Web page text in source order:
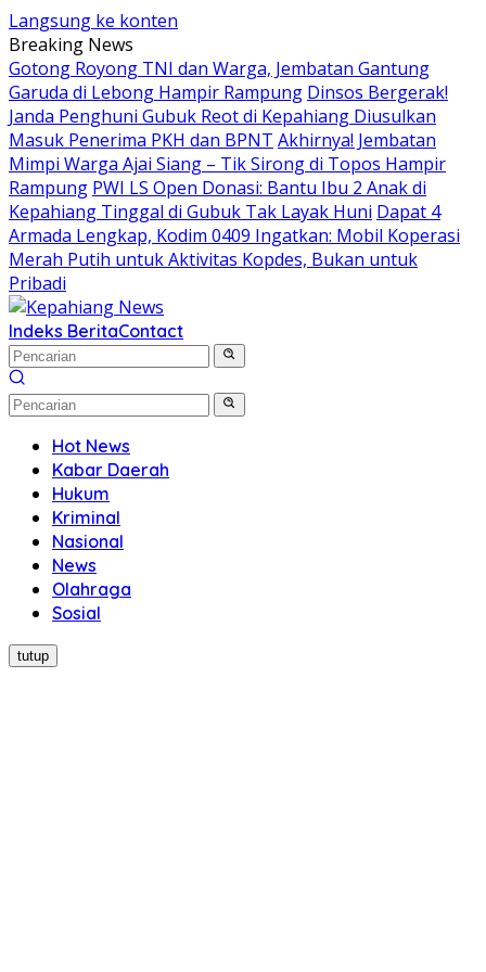
Langsung ke konten
Breaking News
Gotong Royong TNI dan Warga, Jembatan Gantung
Garuda di Lebong Hampir Rampung Dinsos Bergerak!
Janda Penghuni Gubuk Reot di Kepahiang Diusulkan
Masuk Penerima PKH dan BPNT Akhirnya! Jembatan
Mimpi Warga Ajai Siang – Tik Sirong di Topos Hampir
Rampung PWI LS Open Donasi: Bantu Ibu 2 Anak di
Kepahiang Tinggal di Gubuk Tak Layak Huni Dapat 4
Armada Lengkap, Kodim 0409 Ingatkan: Mobil Koperasi
Merah Putih untuk Aktivitas Kopdes, Bukan untuk
Pribadi
Indeks BeritaContact
Hot News
Kabar Daerah
Hukum
Kriminal
Nasional
News
Olahraga
Sosial
tutup